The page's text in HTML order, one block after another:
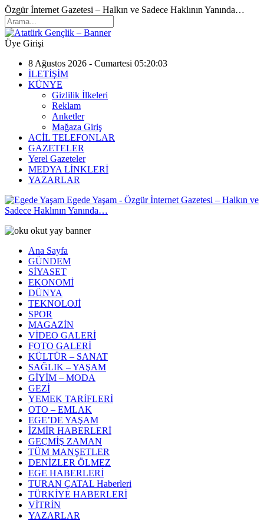
Özgür İnternet Gazetesi – Halkın ve Sadece Haklının Yanında…
Üye Girişi
8 Ağustos 2026 - Cumartesi 05:20:03
İLETİŞİM
KÜNYE
Gizlilik İlkeleri
Reklam
Anketler
Mağaza Giriş
ACİL TELEFONLAR
GAZETELER
Yerel Gazeteler
MEDYA LİNKLERİ
YAZARLAR
Egede Yaşam - Özgür İnternet Gazetesi – Halkın ve
Sadece Haklının Yanında…
Ana Sayfa
GÜNDEM
SİYASET
EKONOMİ
DÜNYA
TEKNOLOJİ
SPOR
MAGAZİN
VİDEO GALERİ
FOTO GALERİ
KÜLTÜR – SANAT
SAĞLIK – YAŞAM
GİYİM – MODA
GEZİ
YEMEK TARİFLERİ
OTO – EMLAK
EGE’DE YAŞAM
İZMİR HABERLERİ
GEÇMİŞ ZAMAN
TÜM MANŞETLER
DENİZLER ÖLMEZ
EGE HABERLERİ
TURAN ÇATAL Haberleri
TÜRKİYE HABERLERİ
VİTRİN
YAZARLAR